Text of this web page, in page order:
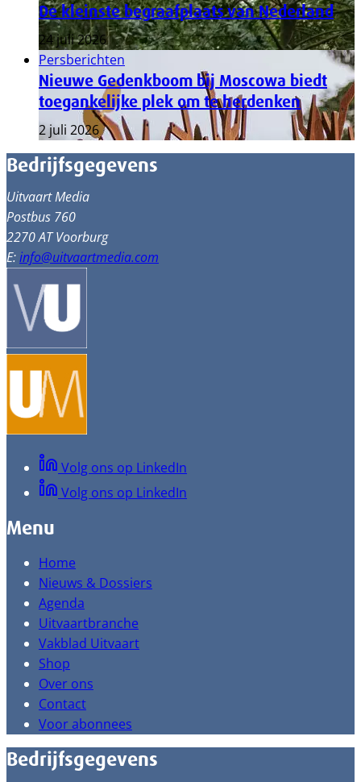
De kleinste begraafplaats van Nederland
24 juli 2026
Persberichten
Nieuwe Gedenkboom bij Moscowa biedt
toegankelijke plek om te herdenken
2 juli 2026
Bedrijfsgegevens
Uitvaart Media
Postbus 760
2270 AT Voorburg
E:info@uitvaartmedia.com
Volg ons op LinkedIn
Volg ons op LinkedIn
Menu
Home
Nieuws & Dossiers
Agenda
Uitvaartbranche
Vakblad Uitvaart
Shop
Over ons
Contact
Voor abonnees
Bedrijfsgegevens